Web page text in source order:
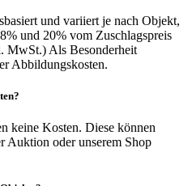
und variiert je nach Objekt,
und 20% vom Zuschlagspreis
MwSt.) Als Besonderheit
Abbildungskosten.
keine Kosten. Diese können
Auktion oder unserem Shop